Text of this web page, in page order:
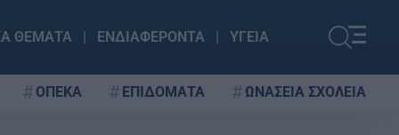
ΘΕΜΑΤΑ ΕΝΔΙΑΦΕΡΟΝΤΑ ΥΓΕΙΑ
ΟΠΕΚΑ ΕΠΙΔΟΜΑΤΑ ΩΝΑΣΕΙΑ ΣΧΟΛΕΙΑ